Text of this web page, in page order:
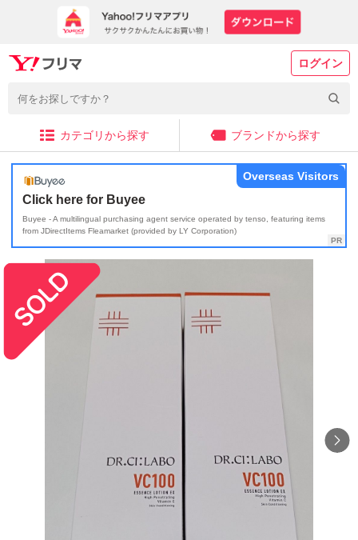
ログイン
カテゴリから探す ブランドから探す
Click here for Buyee
Buyee - A multilingual purchasing agent service operated by tenso, featuring items
from JDirectItems Fleamarket (provided by LY Corporation)
Overseas Visitors